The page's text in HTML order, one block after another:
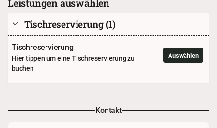
Leistungen auswählen
Tischreservierung(1)
Tischreservierung
Hier tippen um eine Tischreservierung zu
buchen
Auswählen
Kontakt